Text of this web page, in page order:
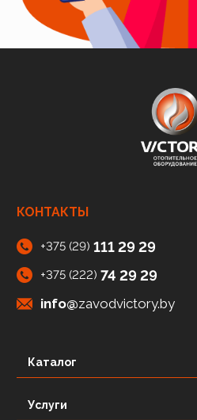
Каталог
Услуги
КОНТАКТЫ
+375 (29) 111 29 29
+375 (222) 74 29 29
info@zavodvictory.by